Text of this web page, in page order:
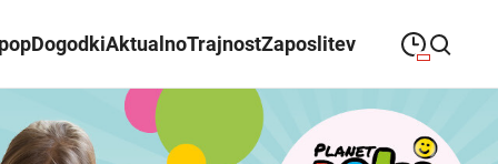
DogodkiAktualnoTrajnostZaposlitev
Close search ponedeljek
PONEDELJEK 21:00